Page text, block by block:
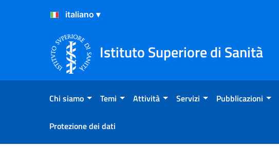
Salta al Contenuto
Salta al Footer
Istituto Superiore di Sanità
Chi siamo Temi Attività Servizi Pubblicazioni
Protezione dei dati